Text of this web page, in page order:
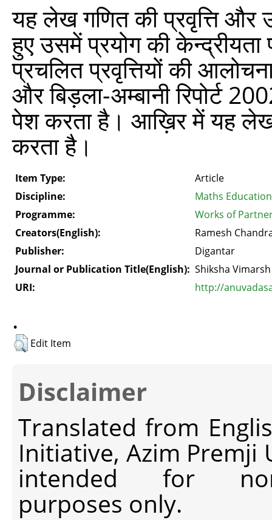
यह लेख गणित की प्रवृत्ति और
हुए उसमें प्रयोग की
प्रचलित प्रवृत्तियों की
और बिड़ला-अम्बानी रिपोर्ट
पेश करता है। आख़िर में यह लेख
करता है।
Item Type:
Article
Discipline:
Maths Education
Programme:
Works of
Creators(English):
Ramesh
Publisher:
Digantar
Journal or Publication Title(English): Shiksha Vimarsh
URI:
http://
.
Edit Item
Disclaimer
Translated from
Initiative, Azim Premji
intended for non-
purposes only.